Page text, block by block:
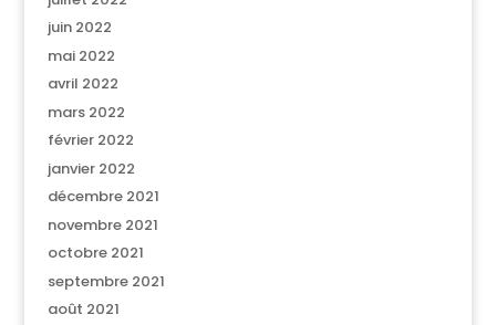
juin 2022
mai 2022
avril 2022
mars 2022
février 2022
janvier 2022
décembre 2021
novembre 2021
octobre 2021
septembre 2021
août 2021